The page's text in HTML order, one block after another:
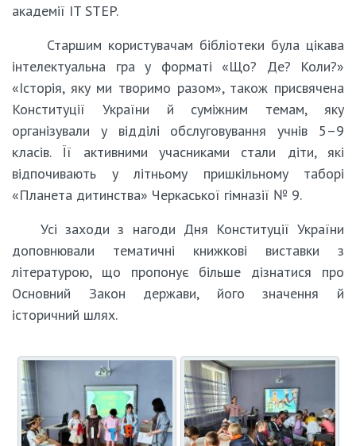
академії IT STEP.
Старшим користувачам бібліотеки була цікава
інтелектуальна гра у форматі «Що? Де? Коли?»
«Історія, яку ми творимо разом», також присвячена
Конституції України й суміжним темам, яку
організували у відділі обслуговування учнів 5–9
класів. Її активними учасниками стали діти, які
відпочивають у літньому пришкільному таборі
«Планета дитинства» Черкаської гімназії № 9.
Усі заходи з нагоди Дня Конституції України
доповнювали тематичні книжкові виставки з
літературою, що пропонує більше дізнатися про
Основний Закон держави, його значення й
історичний шлях.